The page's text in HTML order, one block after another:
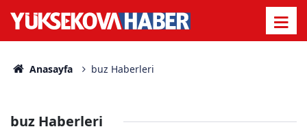
Anasayfa buz Haberleri
buz Haberleri